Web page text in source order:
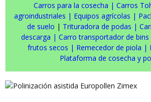
Carros para la cosecha | Carros
agroindustriales | Equipos agrícolas |
de suelo | Trituradora de podas |
descarga | Carro transportador de bins
frutos secos | Remecedor de piola |
Plataforma de cosecha y